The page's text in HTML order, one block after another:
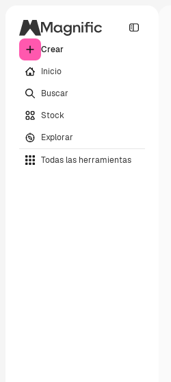
Crear
Inicio
Buscar
Stock
Explorar
Todas las herramientas